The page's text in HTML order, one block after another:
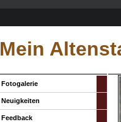
Mein
Fotogalerie
Neuigkeiten
Feedback